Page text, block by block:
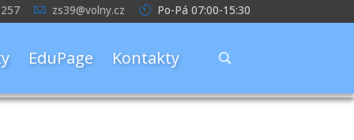
zs39@volny.cz Po-Pá 07:00-15:30
EduPage Kontakty